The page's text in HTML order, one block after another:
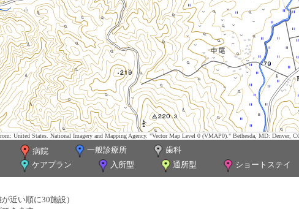
United States. National Imagery and Mapping Agency. "Vector Map Level 0 (VMAP0)." Bethesda, MD: Denver,
病院 一般診療所 歯科
ケアプラン
入所型 通所型 ショートステイ
近い順に30施設）